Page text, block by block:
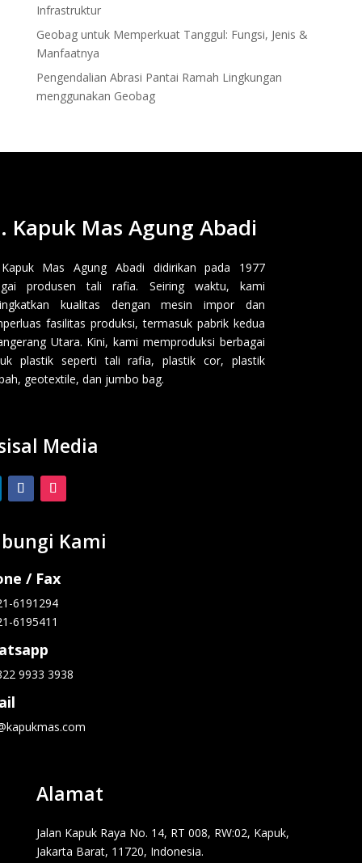
Infrastruktur
Geobag untuk Memperkuat Tanggul: Fungsi, Jenis &
Manfaatnya
Pengendalian Abrasi Pantai Ramah Lingkungan
menggunakan Geobag
Kapuk Mas Agung Abadi
Mas Agung Abadi didirikan pada 1977
produsen tali rafia. Seiring waktu, kami
kualitas dengan mesin impor dan
fasilitas produksi, termasuk pabrik kedua
Utara. Kini, kami memproduksi berbagai
plastik seperti tali rafia, plastik cor, plastik
geotextile, dan jumbo bag.
Media
Kami
/ Fax
6191294
6195411
9933 3938
Alamat
Jalan Kapuk Raya No. 14, RT 008, RW:02, Kapuk,
Jakarta Barat, 11720, Indonesia.